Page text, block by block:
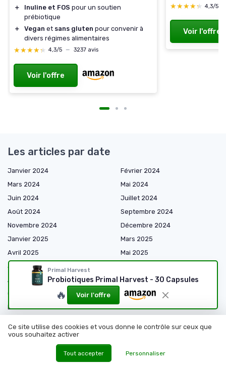
＋
Inuline et FOS pour un soutien
prébiotique
＋
Vegan et sans gluten pour convenir à
divers régimes alimentaires
★★★★★
★★★★★ 4,3/5 — 3237 avis
Voir l'offre
★★★★★
★★★★★ 4,3/5
Voir l'offre
Primal Harvest
Probiotiques Primal Harvest - 30 Capsules
🔥 Voir l'offre
Les articles par date
Janvier 2024
Février 2024
Mars 2024
Mai 2024
Juin 2024
Juillet 2024
Août 2024
Septembre 2024
Novembre 2024
Décembre 2024
Janvier 2025
Mars 2025
Avril 2025
Mai 2025
Juin 2025
Août 2025
Septembre 2025
Octobre 2025
Novembre 2025
Décembre 2025
Janvier 2026
Avril 2026
Ce site utilise des cookies et vous donne le contrôle sur ceux que
vous souhaitez activer
Tout accepter Personnaliser